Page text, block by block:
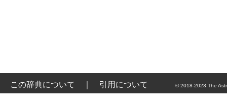
この辞典について 引用について © 2018-2023 The